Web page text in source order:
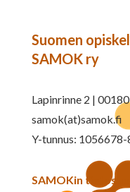
Suomen
SAMOK ry
Lapinrinne 2 |
samok(at)samok.fi
Y-tunnus: 1056678-
SAMOKin